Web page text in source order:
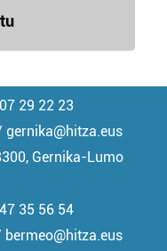
29 22 23
Gernika-Lumo
35 56 54